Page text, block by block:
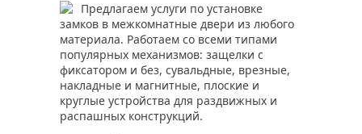
Предлагаем услуги по установке
замков в межкомнатные двери из любого
материала. Работаем со всеми типами
популярных механизмов: защелки с
фиксатором и без, сувальдные, врезные,
накладные и магнитные, плоские и
круглые устройства для раздвижных и
распашных конструкций.